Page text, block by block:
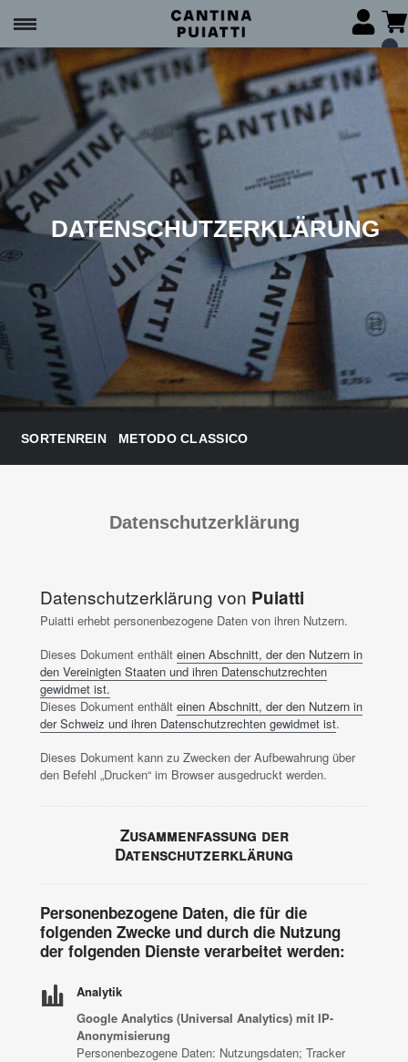
DATENSCHUTZERKLÄRUNG
SORTENREIN METODO CLASSICO
Datenschutzerklärung
Datenschutzerklärung von Puiatti
Puiatti erhebt personenbezogene Daten von ihren Nutzern.
Dieses Dokument enthält einen Abschnitt, der den Nutzern in
den Vereinigten Staaten und ihren Datenschutzrechten
gewidmet ist.
Dieses Dokument enthält einen Abschnitt, der den Nutzern in
der Schweiz und ihren Datenschutzrechten gewidmet ist.
Dieses Dokument kann zu Zwecken der Aufbewahrung über
den Befehl „Drucken“ im Browser ausgedruckt werden.
Zusammenfassung der
Datenschutzerklärung
Personenbezogene Daten, die für die
folgenden Zwecke und durch die Nutzung
der folgenden Dienste verarbeitet werden:
Analytik
Google Analytics (Universal Analytics) mit IP-
Anonymisierung
Personenbezogene Daten: Nutzungsdaten; Tracker